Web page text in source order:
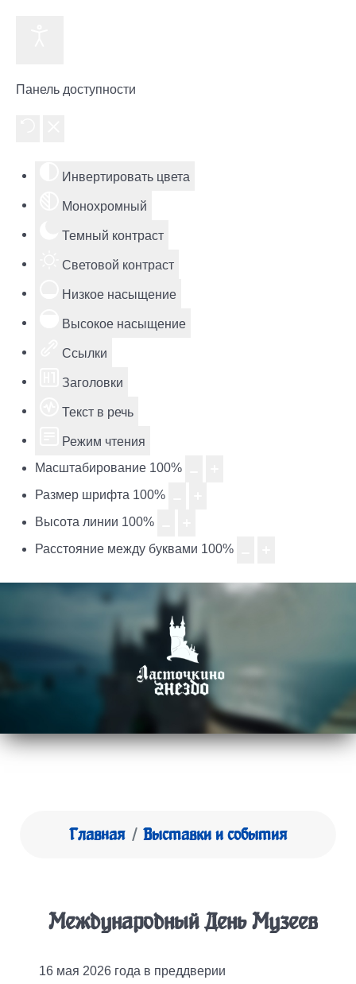
Панель доступности
Инвертировать цвета
Монохромный
Темный контраст
Световой контраст
Низкое насыщение
Высокое насыщение
Ссылки
Заголовки
Текст в речь
Режим чтения
Масштабирование 100%
Размер шрифта 100%
Высота линии 100%
Расстояние между буквами 100%
Главная Выставки и события
Международный День Музеев
16 мая 2026 года в преддверии